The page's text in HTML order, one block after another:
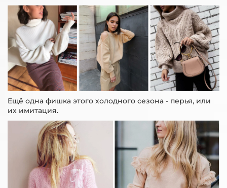
Ещё одна фишка этого холодного сезона - перья, или
их имитация.